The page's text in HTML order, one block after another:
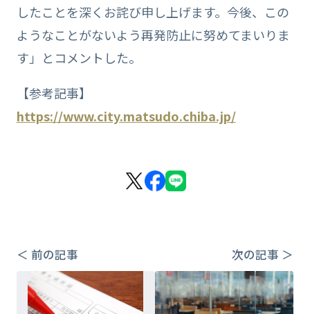
したことを深くお詫び申し上げます。今後、この
ようなことがないよう再発防止に努めてまいりま
す」とコメントした。
【参考記事】
https://www.city.matsudo.chiba.jp/
＜ 前の記事 次の記事 ＞